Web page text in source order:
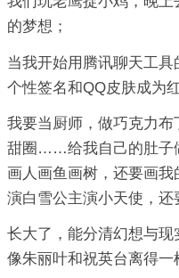
的梦想；
当我开始用腾讯聊天工具
个性签名和QQ皮肤成为
我要当厨师，做巧克力
甜圈……给我自己的肚子
画人画鱼画树，还要画
演白雪公主演小天使，
长大了，能分清幻想与
像朱丽叶和祝英台离得一